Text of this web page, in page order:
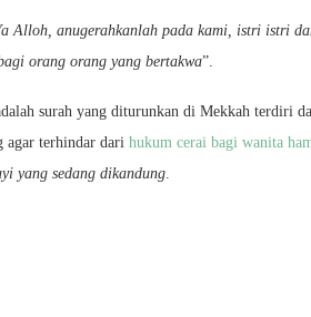
Alloh, anugerahkanlah pada kami, istri istri
orang orang yang bertakwa”.
surah yang diturunkan di Mekkah terdiri
agar terhindar dari hukum cerai bagi wanita
yang sedang dikandung.